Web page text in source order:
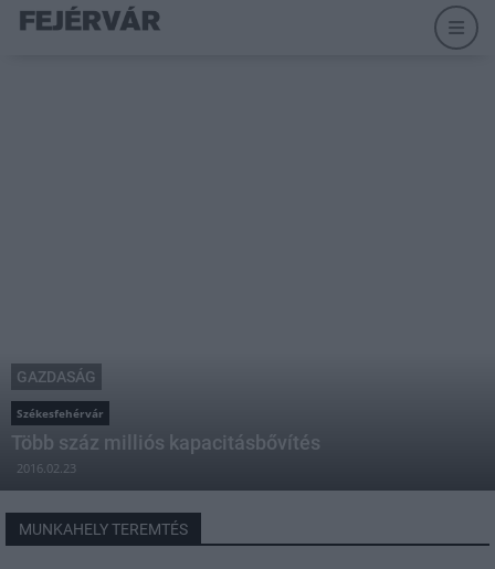
GAZDASÁG
Székesfehérvár
Több száz milliós kapacitásbővítés
2016.02.23
MUNKAHELY TEREMTÉS